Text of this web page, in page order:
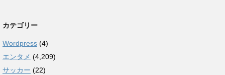
カテゴリー
Wordpress (4)
エンタメ (4,209)
サッカー (22)